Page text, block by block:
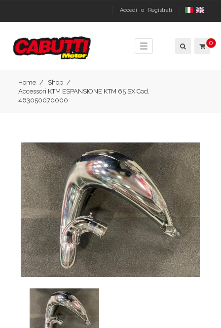
Accedi o Registrati
Toggle
navigation
0
Home
Shop
Accessori KTM ESPANSIONE KTM 65 SX Cod.
463050070000